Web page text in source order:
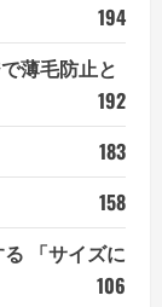
194
薄毛防止と
192
183
158
「サイズに
106